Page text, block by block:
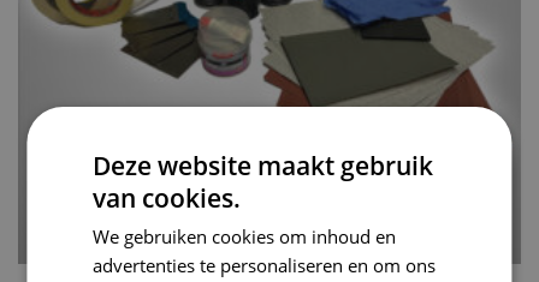
Deze website maakt gebruik
van cookies.
We gebruiken cookies om inhoud en
advertenties te personaliseren en om ons